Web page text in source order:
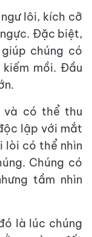
lôi, kích cỡ
Đặc biệt,
chúng có
mồi. Đầu
và có thể thu
lập với mắt
lòi có thể nhìn
Chúng có
tầm nhìn
là lúc chúng